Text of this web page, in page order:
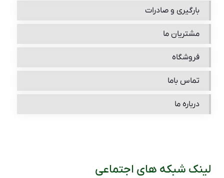
بارگیری و صادرات
مشتریان ما
فروشگاه
تماس باما
درباره ما
لینک شبکه های اجتماعی